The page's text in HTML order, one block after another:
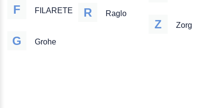
F FILARETE
G Grohe
R Raglo
Z Zorg